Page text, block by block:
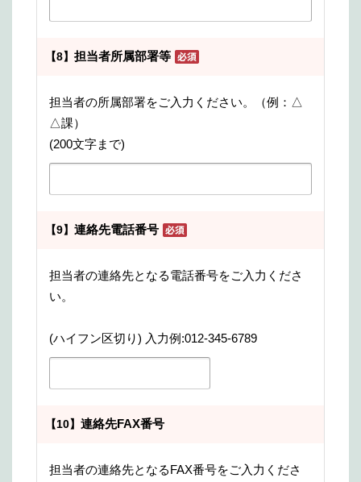
【8】 担当者所属部署等
担当者の所属部署をご入力ください。（例：△
△課）
(200文字まで)
【9】 連絡先電話番号
担当者の連絡先となる電話番号をご入力くださ
い。
(ハイフン区切り) 入力例:012-345-6789
【10】 連絡先FAX番号
担当者の連絡先となるFAX番号をご入力くださ